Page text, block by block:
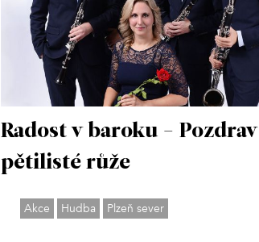
Radost v baroku - Pozdrav
pětilisté růže
Akce Hudba Plzeň sever